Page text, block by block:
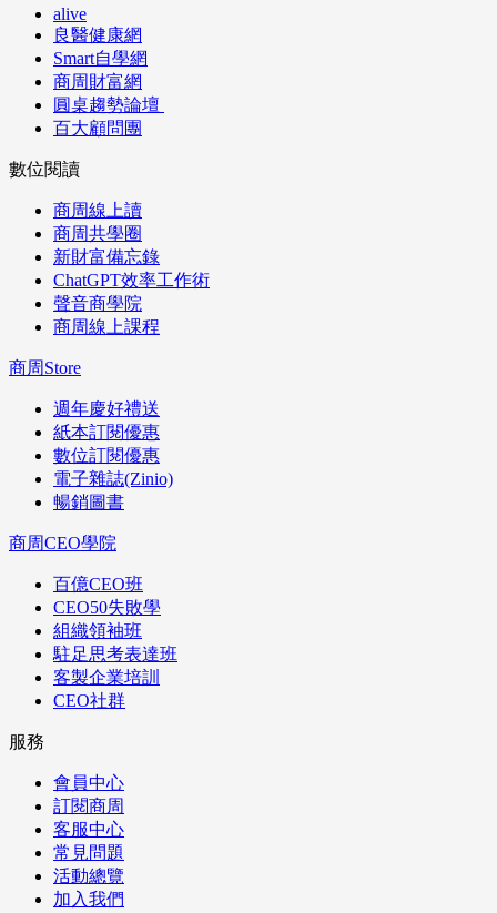
alive
良醫健康網
Smart自學網
商周財富網
圓桌趨勢論壇
百大顧問團
數位閱讀
商周線上讀
商周共學圈
新財富備忘錄
ChatGPT效率工作術
聲音商學院
商周線上課程
商周Store
週年慶好禮送
紙本訂閱優惠
數位訂閱優惠
電子雜誌(Zinio)
暢銷圖書
商周CEO學院
百億CEO班
CEO50失敗學
組織領袖班
駐足思考表達班
客製企業培訓
CEO社群
服務
會員中心
訂閱商周
客服中心
常見問題
活動總覽
加入我們